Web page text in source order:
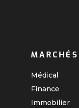
MARCHÉS
Médical
Finance
Immobilier